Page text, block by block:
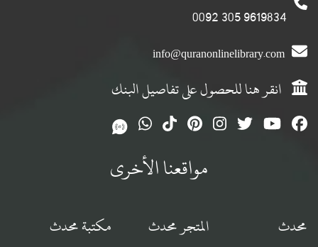
9619834 305 0092
info@quranonlinelibrary.com
انقر هنا للحصول على تفاصيل البنك
مواقعنا الأخرى
محدث المتجر محدث مكتبة محدث